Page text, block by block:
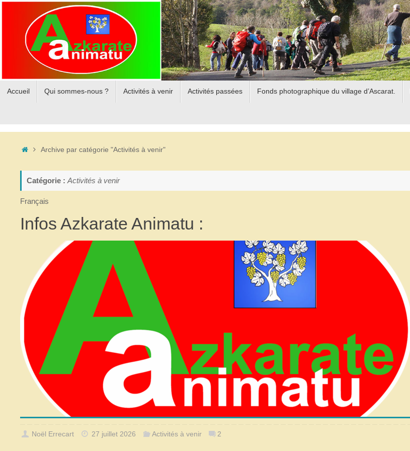
au
Accueil Qui sommes-nous ? Activités à venir Activités passées Fonds photographique du village d’Ascarat.
Accueil
Archive par catégorie "Activités à venir"
Catégorie : Activités à venir
Français
Infos Azkarate Animatu :
Noël Errecart 27 juillet 2026 Activités à venir 2